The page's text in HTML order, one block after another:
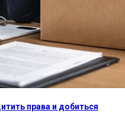
права и добиться